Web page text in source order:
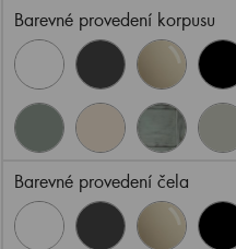
Barevné provedení korpusu
Barevné provedení čela